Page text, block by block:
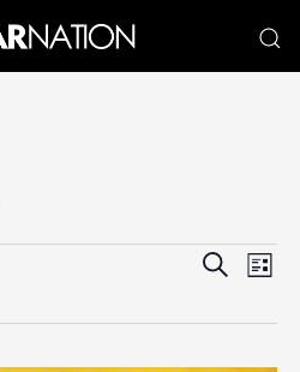
SucheListe